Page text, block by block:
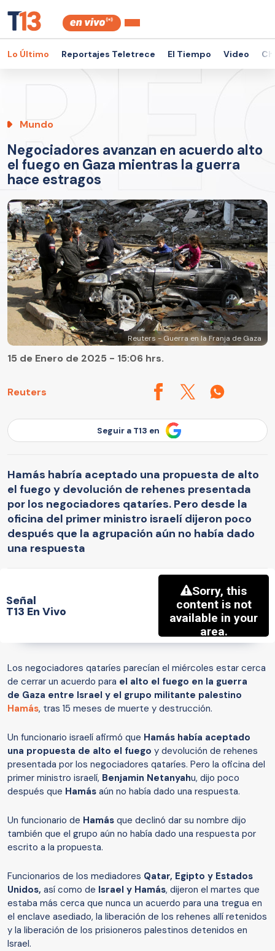
Lo Último Reportajes Teletrece El Tiempo Video
Mundo
Negociadores avanzan en acuerdo alto
el fuego en Gaza mientras la guerra
hace estragos
Reuters - Guerra en la Franja de Gaza
Reuters
15 de Enero de 2025 - 15:06 hrs.
Seguir a T13 en
Hamás habría aceptado una propuesta de alto
el fuego y devolución de rehenes presentada
por los negociadores qataríes. Pero desde la
oficina del primer ministro israelí dijeron poco
después que la agrupación aún no había dado
una respuesta
Señal
T13 En Vivo
Los negociadores qataríes parecían el miércoles estar cerca
de cerrar un acuerdo para el alto el fuego en la guerra
de Gaza entre Israel y el grupo militante palestino
Hamás, tras 15 meses de muerte y destrucción.
Un funcionario israelí afirmó que Hamás había aceptado
una propuesta de alto el fuego y devolución de rehenes
presentada por los negociadores qataríes. Pero la oficina del
primer ministro israelí, Benjamin Netanyahu, dijo poco
después que Hamás aún no había dado una respuesta.
Un funcionario de Hamás que declinó dar su nombre dijo
también que el grupo aún no había dado una respuesta por
escrito a la propuesta.
Funcionarios de los mediadores Qatar, Egipto y Estados
Unidos, así como de Israel y Hamás, dijeron el martes que
estaba más cerca que nunca un acuerdo para una tregua en
el enclave asediado, la liberación de los rehenes allí retenidos
y la liberación de los prisioneros palestinos detenidos en
Israel.